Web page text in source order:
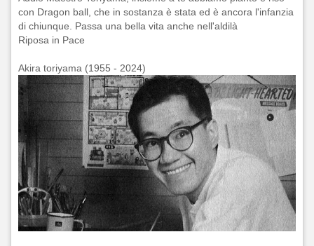
con Dragon ball, che in sostanza è stata ed è ancora l'infanzia
di chiunque. Passa una bella vita anche nell'aldilà
Riposa in Pace
Akira toriyama (1955 - 2024)